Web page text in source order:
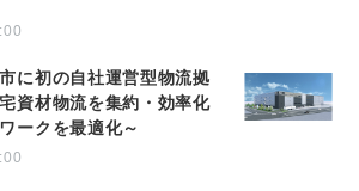
に初の自社運営型物流拠
資材物流を集約・効率化
ークを最適化～